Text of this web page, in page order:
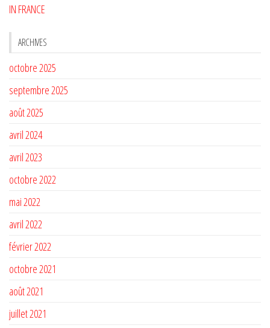
IN FRANCE
ARCHIVES
octobre 2025
septembre 2025
août 2025
avril 2024
avril 2023
octobre 2022
mai 2022
avril 2022
février 2022
octobre 2021
août 2021
juillet 2021